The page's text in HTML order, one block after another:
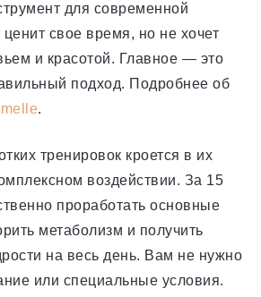
для современной
свое время, но не хочет
и красотой. Главное — это
подход. Подробнее об
.
тренировок кроется в их
воздействии. За 15
проработать основные
метаболизм и получить
на весь день. Вам не нужно
или специальные условия.